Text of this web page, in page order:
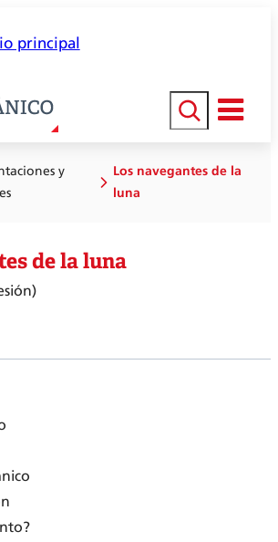
principal
Buscar
y
Los navegantes de la
luna
de la luna